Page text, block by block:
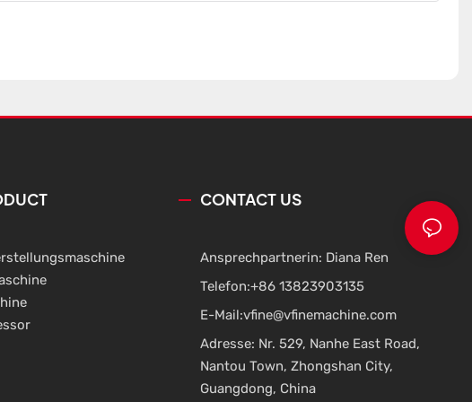
CONTACT US
Ansprechpartnerin: Diana Ren
Telefon:+86 13823903135
E-Mail:vfine@vfinemachine.com
Adresse: Nr. 529, Nanhe East Road,
Nantou Town, Zhongshan City,
Guangdong, China